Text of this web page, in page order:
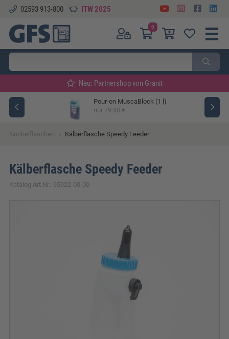
02593 913-800 ITW 2025
0
Neu: Partnershop von Granit
Pour-on MuscaBlock (1 l)
nur 79,90 €
Nuckelflaschen Kälberflasche Speedy Feeder
Kälberflasche Speedy Feeder
Katalog Art.Nr.: 95922-00-00